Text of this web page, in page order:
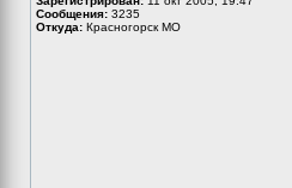
Сообщения: 3235
Откуда: Красногорск МО